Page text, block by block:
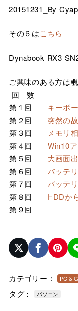
20151231_By
その６はこちら
Dynabook RX3
ご興味のある方は
回 数
第１回
キーボ
第２回
突然の
第３回
メモリ
第４回
Win10
第５回
大画面
第６回
バッテ
第７回
バッテ
第８回
HDDか
第９回
カテゴリー： PC &
タグ： パソコン